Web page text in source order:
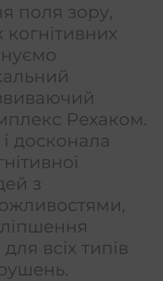
поля зору,
когнітивних
Рехаком.
досконала
з
всіх типів